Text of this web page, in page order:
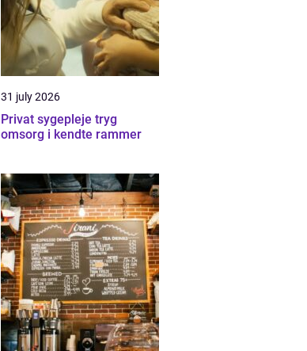
31 july 2026
Privat sygepleje tryg
omsorg i kendte rammer